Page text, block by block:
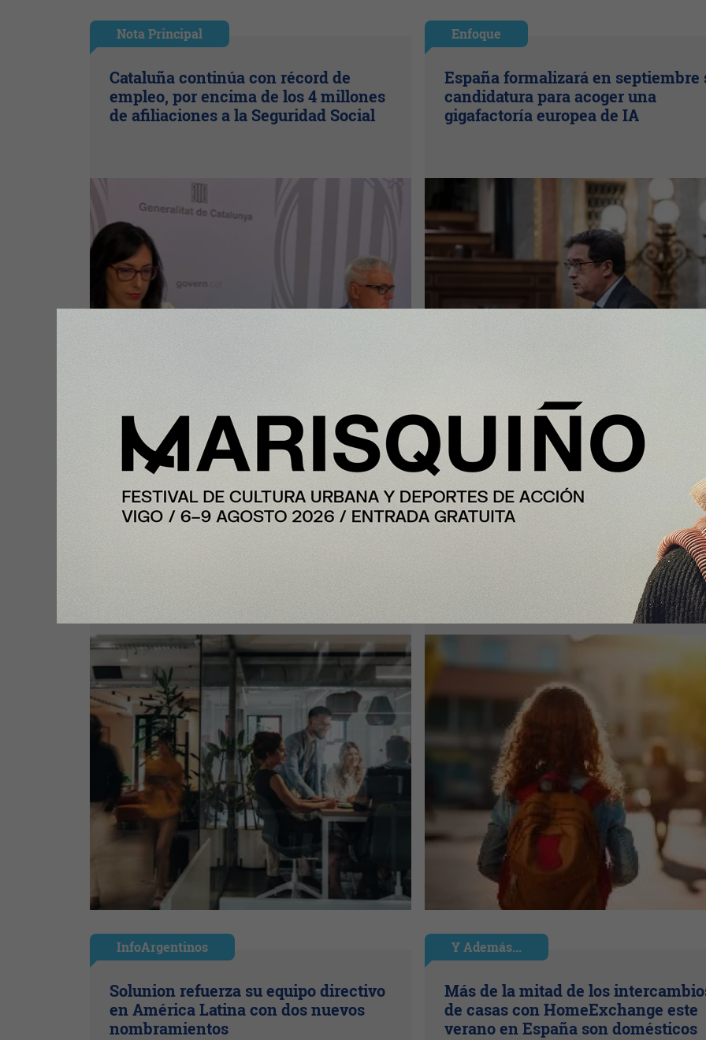
Nota Principal
Cataluña continúa con récord de
empleo, por encima de los 4 millones
de afiliaciones a la Seguridad Social
Enfoque
España formalizará en septiembre
candidatura para acoger una
gigafactoría europea de IA
Plus
vacantes en julio en Cataluña, con el
impulso de educación y formación
Nota Principal
Las familias destinarán 198 euros
media a la «Vuelta al cole» por
internet (un 9% más que el año
pasado)
InfoArgentinos
Solunion refuerza su equipo directivo
en América Latina con dos nuevos
nombramientos
Y Además...
Más de la mitad de los
de casas con HomeExchange este
verano en España son domésticos